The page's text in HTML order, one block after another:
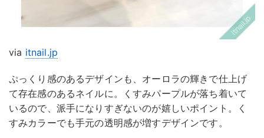
via itnail.jp
ぷっくり感のあるデザインも、オーロラの輝きで仕上げ
て存在感のあるネイルに。くすみパープルが落ち着いて
いるので、派手になりすぎないのが嬉しいポイント。く
すみカラーでも手元の透明感が増すデザインです。